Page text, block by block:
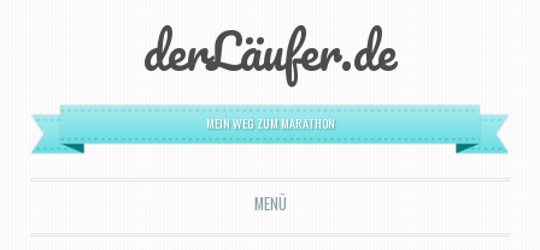
derLäufer.de
MEIN WEG ZUM MARATHON
MENÜ
ZUM INHALT SPRINGEN